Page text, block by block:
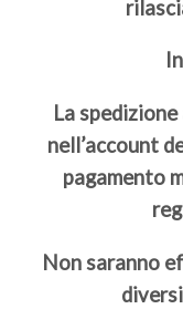
La
nell’account
pagamento
Non saranno